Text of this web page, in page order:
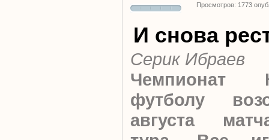
Просмотров: 1773
И снова
Серик Ибраев
Чемпионат
футболу
августа